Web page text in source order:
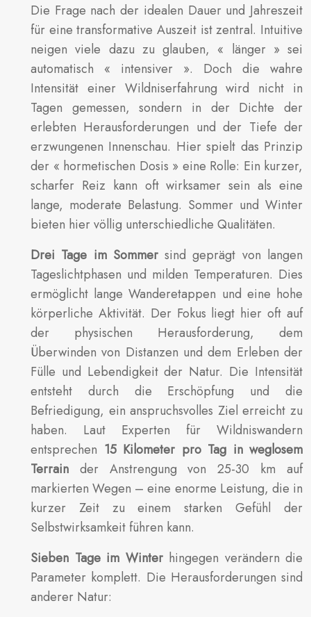
Die Frage nach der idealen Dauer und Jahreszeit
für eine transformative Auszeit ist zentral. Intuitive
neigen viele dazu zu glauben, « länger » sei
automatisch « intensiver ». Doch die wahre
Intensität einer Wildniserfahrung wird nicht in
Tagen gemessen, sondern in der Dichte der
erlebten Herausforderungen und der Tiefe der
erzwungenen Innenschau. Hier spielt das Prinzip
der « hormetischen Dosis » eine Rolle: Ein kurzer,
scharfer Reiz kann oft wirksamer sein als eine
lange, moderate Belastung. Sommer und Winter
bieten hier völlig unterschiedliche Qualitäten.
Drei Tage im Sommersind geprägt von langen
Tageslichtphasen und milden Temperaturen. Dies
ermöglicht lange Wanderetappen und eine hohe
körperliche Aktivität. Der Fokus liegt hier oft auf
der physischen Herausforderung, dem
Überwinden von Distanzen und dem Erleben der
Fülle und Lebendigkeit der Natur. Die Intensität
entsteht durch die Erschöpfung und die
Befriedigung, ein anspruchsvolles Ziel erreicht zu
haben. Laut Experten für Wildniswandern
entsprechen 15 Kilometer pro Tag in weglosem
Terrain der Anstrengung von 25-30 km auf
markierten Wegen – eine enorme Leistung, die in
kurzer Zeit zu einem starken Gefühl der
Selbstwirksamkeit führen kann.
Sieben Tage im Winterhingegen verändern die
Parameter komplett. Die Herausforderungen sind
anderer Natur: